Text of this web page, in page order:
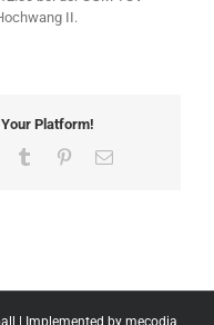
II.
Platform!
WhatsApp
Tumblr PinterestEmail
| Implemented by mecodia